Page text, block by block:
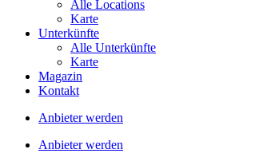
Alle Locations
Karte
Unterkünfte
Alle Unterkünfte
Karte
Magazin
Kontakt
Anbieter werden
Anbieter werden